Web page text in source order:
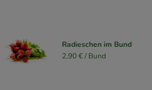
ändern
Radieschen im Bund
2,90 € /Bund